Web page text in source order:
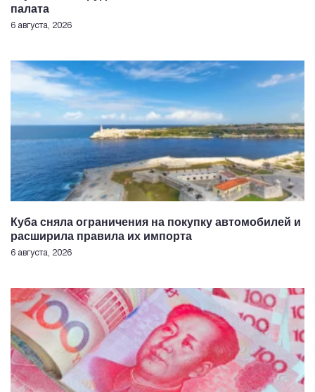
палата
6 августа, 2026
Куба сняла ограничения на покупку автомобилей и
расширила правила их импорта
6 августа, 2026